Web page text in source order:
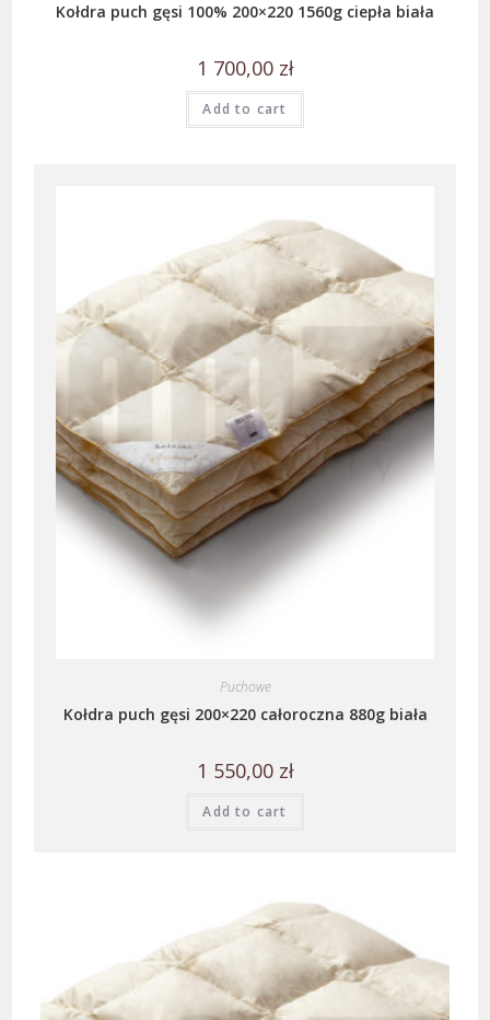
Kołdra puch gęsi 100% 200×220 1560g ciepła biała
1 700,00 zł
Add to cart
Puchowe
Kołdra puch gęsi 200×220 całoroczna 880g biała
1 550,00 zł
Add to cart